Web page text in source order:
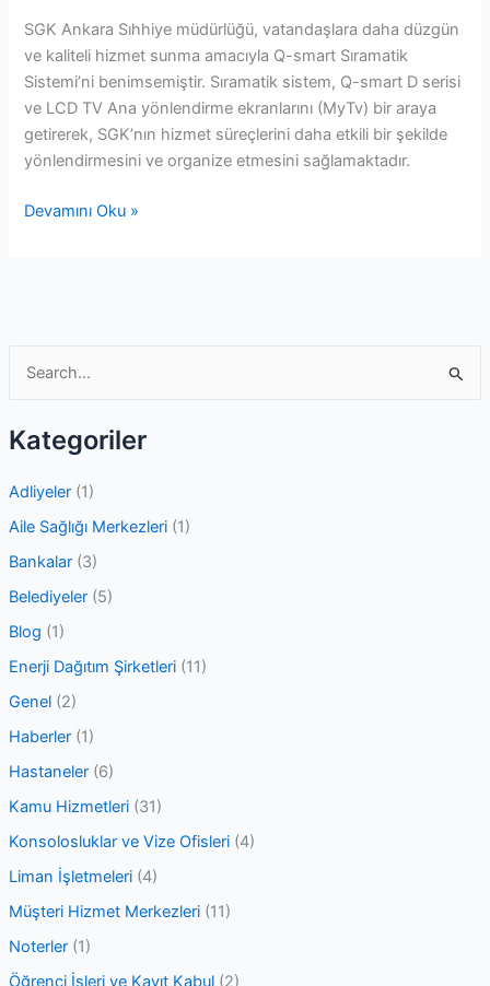
r
c
h
Kategoriler
Adliyeler(1)
Aile Sağlığı Merkezleri(1)
Bankalar(3)
Belediyeler(5)
Blog (1)
Enerji Dağıtım Şirketleri(11)
Genel(2)
Haberler(1)
Hastaneler(6)
Kamu Hizmetleri(31)
Konsolosluklar ve Vize Ofisleri(4)
Liman İşletmeleri(4)
Müşteri Hizmet Merkezleri(11)
Noterler(1)
Öğrenci İşleri ve Kayıt Kabul(2)
SGK Ankara Sıhhiye müdürlüğü, vatandaşlara daha düzgün
ve kaliteli hizmet sunma amacıyla Q-smart Sıramatik
Sistemi’ni benimsemiştir. Sıramatik sistem, Q-smart D serisi
ve LCD TV Ana yönlendirme ekranlarını (MyTv) bir araya
getirerek, SGK’nın hizmet süreçlerini daha etkili bir şekilde
yönlendirmesini ve organize etmesini sağlamaktadır.
SGK
Devamını Oku »